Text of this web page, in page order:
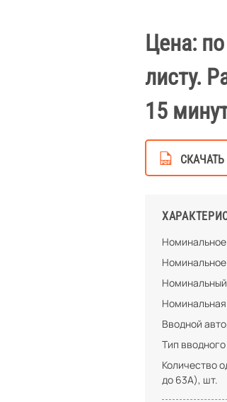
Цена:
листу.
15
Номинальный
Номинальная
Вводной
Тип
Количество
до 63А), шт.